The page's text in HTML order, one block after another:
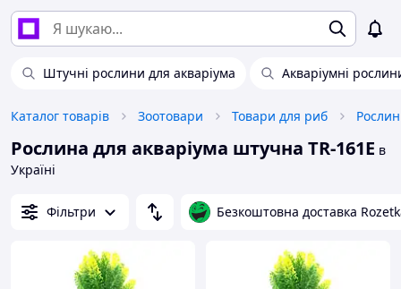
Штучні рослини для акваріума Акваріумні
Каталог товарів Зоотовари Товари для риб
Рослина для акваріума штучна TR-161E в
Україні
Фільтри Безкоштовна доставка